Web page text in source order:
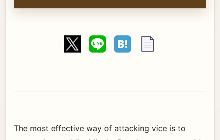
The most effective way of attacking vice is to